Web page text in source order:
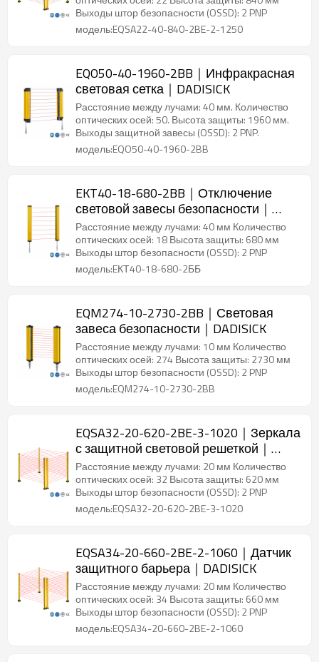
Выходы штор безопасности (OSSD): 2 PNP
модель:EQSA22-40-840-2BE-2-1250
EQO50-40-1960-2BB｜Инфракрасная
световая сетка｜DADISICK
Расстояние между лучами: 40 мм. Количество
оптических осей: 50. Высота защиты: 1960 мм.
Выходы защитной завесы (OSSD): 2 PNP.
модель:EQO50-40-1960-2BB
EKT40-18-680-2BB｜Отключение
световой завесы безопасности｜
DADISICK
Расстояние между лучами: 40 мм Количество
оптических осей: 18 Высота защиты: 680 мм
Выходы штор безопасности (OSSD): 2 PNP
модель:EКТ40-18-680-2ББ
EQM274-10-2730-2BB｜Световая
завеса безопасности｜DADISICK
Расстояние между лучами: 10 мм Количество
оптических осей: 274 Высота защиты: 2730 мм
Выходы штор безопасности (OSSD): 2 PNP
модель:EQM274-10-2730-2BB
EQSA32-20-620-2BE-3-1020｜Зеркала
с защитной световой решеткой｜
DADISICK
Расстояние между лучами: 20 мм Количество
оптических осей: 32 Высота защиты: 620 мм
Выходы штор безопасности (OSSD): 2 PNP
модель:EQSA32-20-620-2BE-3-1020
EQSA34-20-660-2BE-2-1060｜Датчик
защитного барьера｜DADISICK
Расстояние между лучами: 20 мм Количество
оптических осей: 34 Высота защиты: 660 мм
Выходы штор безопасности (OSSD): 2 PNP
модель:EQSA34-20-660-2BE-2-1060